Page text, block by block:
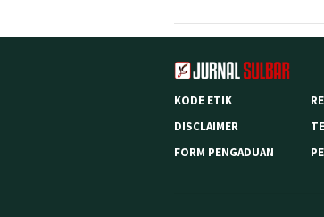
KODE ETIK
DISCLAIMER
FORM PENGADUAN